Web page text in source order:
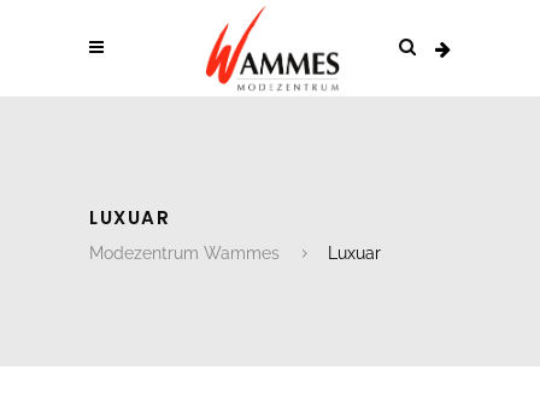
LUXUAR
Modezentrum Wammes Luxuar